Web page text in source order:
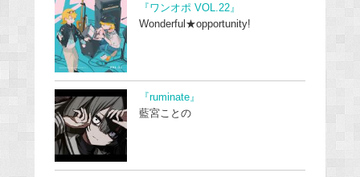
『ワンオポ VOL.22』
Wonderful★opportunity!
『ruminate』
藍宮ことの